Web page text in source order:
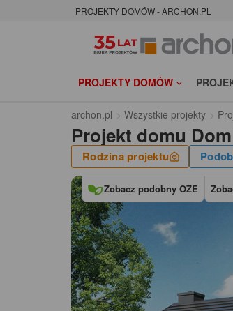
PROJEKTY DOMÓW - ARCHON.PL
PROJEKTY DOMÓW
archon.pl Wszystkie projekty
Projekt domu
Rodzina projektu
Zobacz podobny OZE